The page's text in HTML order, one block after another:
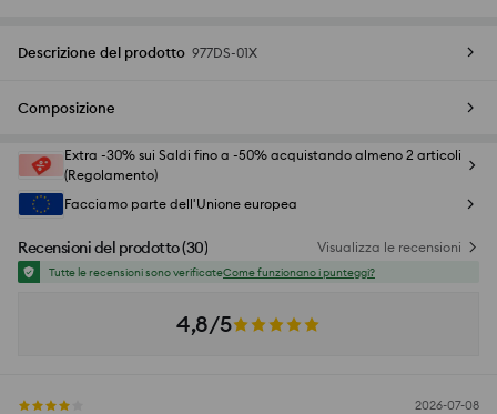
Descrizione del prodotto 977DS-01X
Composizione
Extra -30% sui Saldi fino a -50% acquistando almeno 2 articoli
(Regolamento)
Facciamo parte dell'Unione europea
Recensioni del prodotto(30) Visualizza le recensioni
Tutte le recensioni sono verificateCome funzionano i punteggi?
4,8/5
2026-07-08